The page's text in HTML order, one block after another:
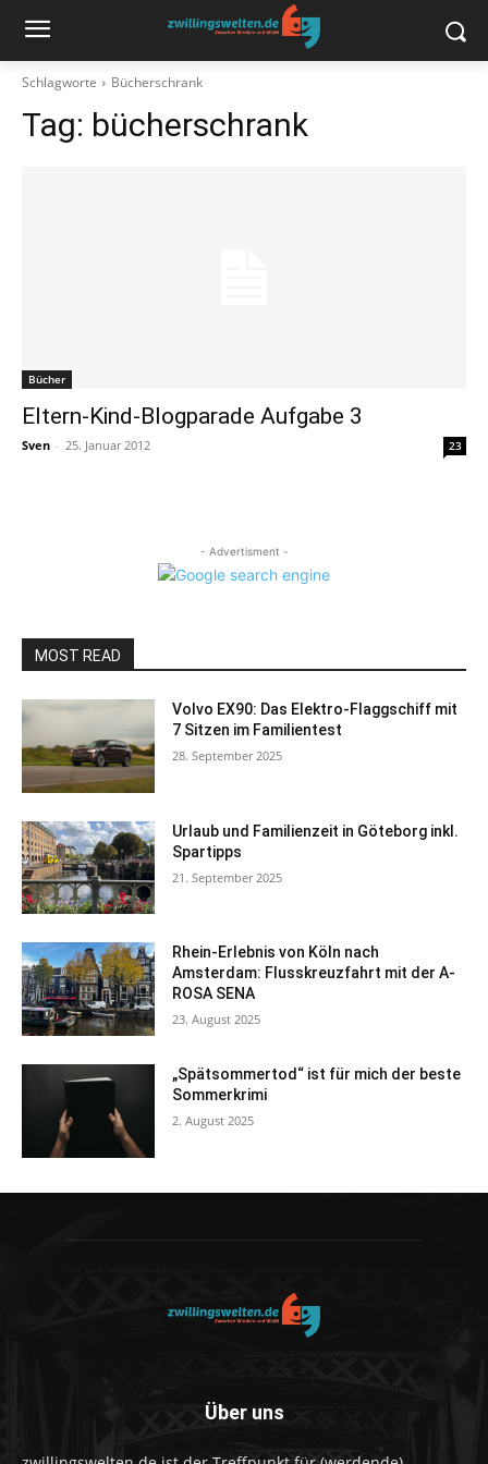
Schlagworte Bücherschrank
Tag: bücherschrank
Bücher
Eltern-Kind-Blogparade Aufgabe 3
Sven - 25. Januar 2012 23
- Advertisment -
MOST READ
Volvo EX90: Das Elektro-Flaggschiff mit
7 Sitzen im Familientest
28. September 2025
Urlaub und Familienzeit in Göteborg inkl.
Spartipps
21. September 2025
Rhein-Erlebnis von Köln nach
Amsterdam: Flusskreuzfahrt mit der A-
ROSA SENA
23. August 2025
„Spätsommertod“ ist für mich der beste
Sommerkrimi
2. August 2025
Über uns